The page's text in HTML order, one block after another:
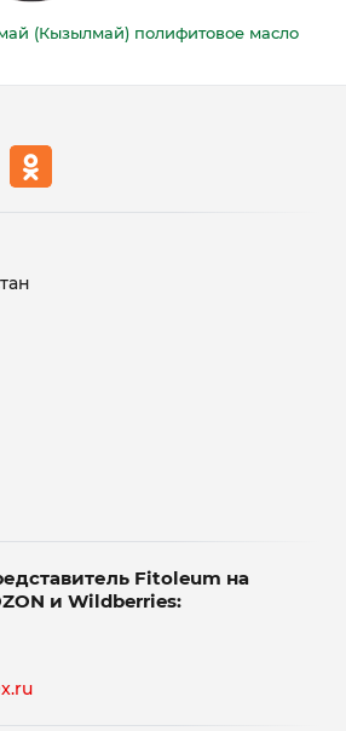
(Кызылмай) полифитовое масло
Fitoleum на
и Wildberries: